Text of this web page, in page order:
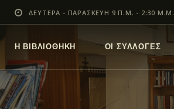
ΔΕΥΤΕΡΑ - ΠΑΡΑΣΚΕΥΗ 9 Π.Μ. - 2:30 Μ.Μ.
Η ΒΙΒΛΙΟΘΗΚΗ ΟΙ ΣΥΛΛΟΓΕΣ